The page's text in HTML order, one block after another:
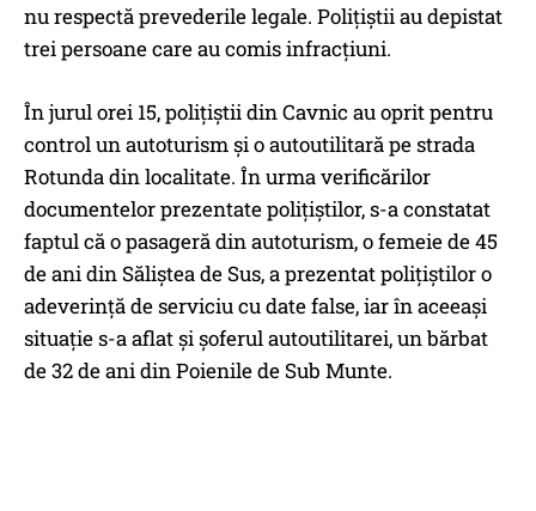
nu respectă prevederile legale. Poliţiştii au depistat
trei persoane care au comis infracţiuni.
În jurul orei 15, poliţiştii din Cavnic au oprit pentru
control un autoturism şi o autoutilitară pe strada
Rotunda din localitate. În urma verificărilor
documentelor prezentate poliţiştilor, s-a constatat
faptul că o pasageră din autoturism, o femeie de 45
de ani din Săliştea de Sus, a prezentat poliţiştilor o
adeverinţă de serviciu cu date false, iar în aceeaşi
situaţie s-a aflat şi şoferul autoutilitarei, un bărbat
de 32 de ani din Poienile de Sub Munte.